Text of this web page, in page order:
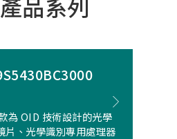
為 OID 技術設計的光學
片、光學識別專用處理器